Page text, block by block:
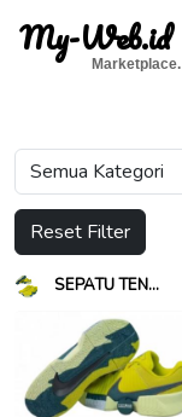
My-Web.id
Marketplace.
Reset Filter
SEPATU TEN...